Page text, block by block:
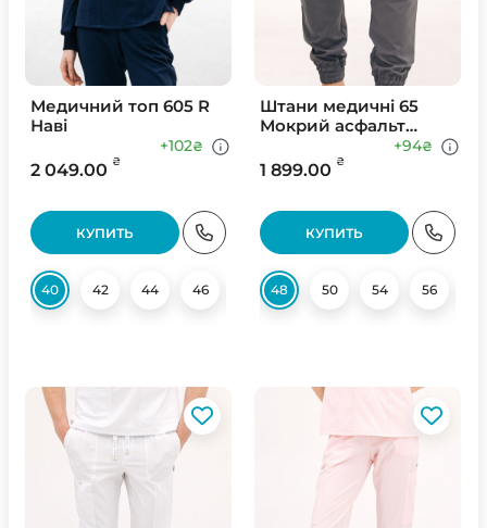
Медичний топ 605 R
Наві
2 049.00 ₴
+102₴
КУПИТЬ
40 42 44 46 50
Штани медичні 65
Мокрий асфальт
1 899.00 ₴
+94₴
КУПИТЬ
48 50 54 56